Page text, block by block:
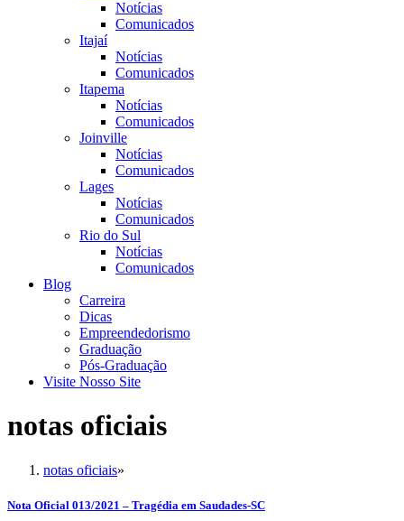
Notícias
Comunicados
Itajaí
Notícias
Comunicados
Itapema
Notícias
Comunicados
Joinville
Notícias
Comunicados
Lages
Notícias
Comunicados
Rio do Sul
Notícias
Comunicados
Blog
Carreira
Dicas
Empreendedorismo
Graduação
Pós-Graduação
Visite Nosso Site
notas oficiais
notas oficiais»
Nota Oficial 013/2021 – Tragédia em Saudades-SC